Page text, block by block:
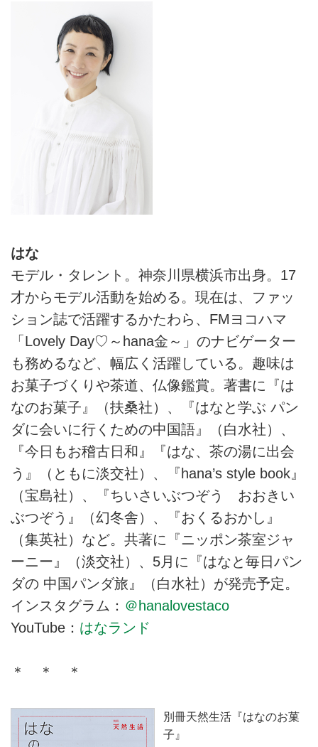
はな
モデル・タレント。神奈川県横浜市出身。17
才からモデル活動を始める。現在は、ファッ
ション誌で活躍するかたわら、FMヨコハマ
「Lovely Day♡～hana金～」のナビゲーター
も務めるなど、幅広く活躍している。趣味は
お菓子づくりや茶道、仏像鑑賞。著書に『は
なのお菓子』（扶桑社）、『はなと学ぶ パン
ダに会いに行くための中国語』（白水社）、
『今日もお稽古日和』『はな、茶の湯に出会
う』（ともに淡交社）、『hana’s style book』
（宝島社）、『ちいさいぶつぞう おおきい
ぶつぞう』（幻冬舎）、『おくるおかし』
（集英社）など。共著に『ニッポン茶室ジャ
ーニー』（淡交社）、5月に『はなと毎日パン
ダの 中国パンダ旅』（白水社）が発売予定。
インスタグラム： ＠hanalovestaco
YouTube： はなランド
＊ ＊ ＊
別冊天然生活『はなのお菓
子』